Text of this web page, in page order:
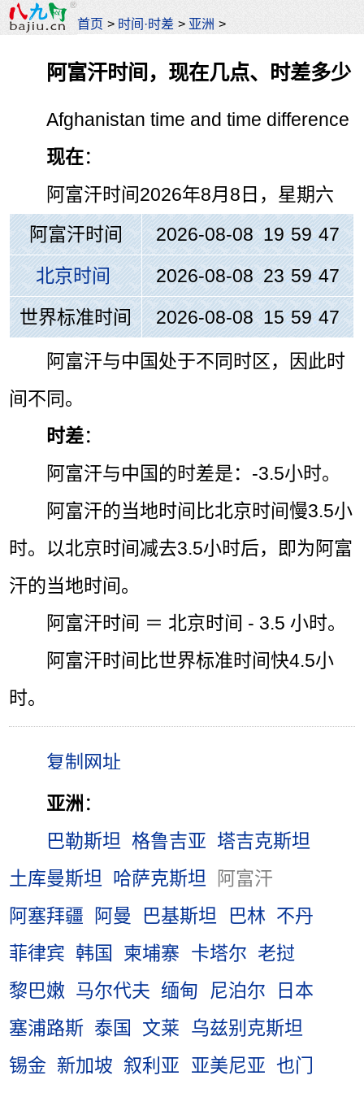
首页 > 时间·时差 > 亚洲 >
阿富汗时间，现在几点、时差多少
Afghanistan time and time difference
现在：
阿富汗时间2026年8月8日，星期六
阿富汗时间
2026-08-08 19 59 :48
北京时间
2026-08-08 23 59 :48
世界标准时间
2026-08-08 15 59 :48
阿富汗与中国处于不同时区，因此时
间不同。
时差：
阿富汗与中国的时差是：-3.5小时。
阿富汗的当地时间比北京时间慢3.5小
时。以北京时间减去3.5小时后，即为阿富
汗的当地时间。
阿富汗时间 ＝ 北京时间 - 3.5 小时。
阿富汗时间比世界标准时间快4.5小
时。
亚洲 ：
巴勒斯坦 格鲁吉亚 塔吉克斯坦
土库曼斯坦
哈萨克斯坦
阿富汗
阿塞拜疆
阿曼 巴基斯坦 巴林 不丹
菲律宾 韩国 柬埔寨 卡塔尔 老挝
黎巴嫩 马尔代夫 缅甸 尼泊尔
日本
塞浦路斯 泰国 文莱
乌兹别克斯坦
锡金 新加坡 叙利亚 亚美尼亚 也门